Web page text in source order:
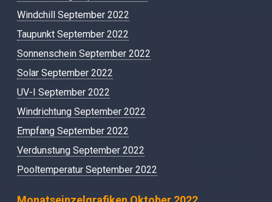
Windchill September 2022
Taupunkt September 2022
Sonnenschein September 2022
Solar September 2022
UV-I September 2022
Windrichtung September 2022
Empfang September 2022
Verdunstung September 2022
Pooltemperatur September 2022